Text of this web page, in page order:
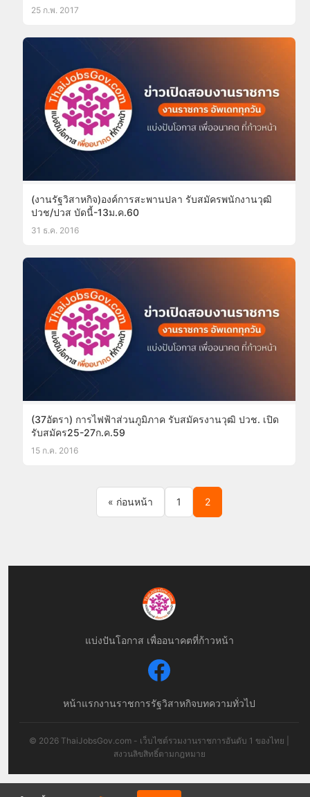
25 ก.พ. 2017
(งานรัฐวิสาหกิจ)องค์การสะพานปลา รับสมัครพนักงานวุฒิ
ปวช/ปวส บัดนี้-13ม.ค.60
31 ธ.ค. 2016
(37อัตรา) การไฟฟ้าส่วนภูมิภาค รับสมัครงานวุฒิ ปวช. เปิด
รับสมัคร25-27ก.ค.59
15 ก.ค. 2016
Posts pagination
« ก่อนหน้า 1 2
แบ่งปันโอกาส เพื่ออนาคตที่ก้าวหน้า
หน้าแรกงานราชการรัฐวิสาหกิจบทความทั่วไป
© 2026 ThaiJobsGov.com - เว็บไซต์รวมงานราชการอันดับ 1 ของไทย |
สงวนลิขสิทธิ์ตามกฎหมาย